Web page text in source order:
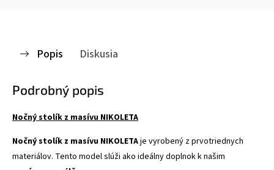
Popis Diskusia
Podrobný popis
Nočný stolík z masívu NIKOLETA
Nočný stolík z masívu NIKOLETAje vyrobený z prvotriednych
materiálov. Tento model slúži ako ideálny doplnok k našim